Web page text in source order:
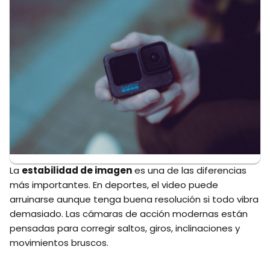
La estabilidad de imagenes una de las diferencias
más importantes. En deportes, el video puede
arruinarse aunque tenga buena resolución si todo vibra
demasiado. Las cámaras de acción modernas están
pensadas para corregir saltos, giros, inclinaciones y
movimientos bruscos.